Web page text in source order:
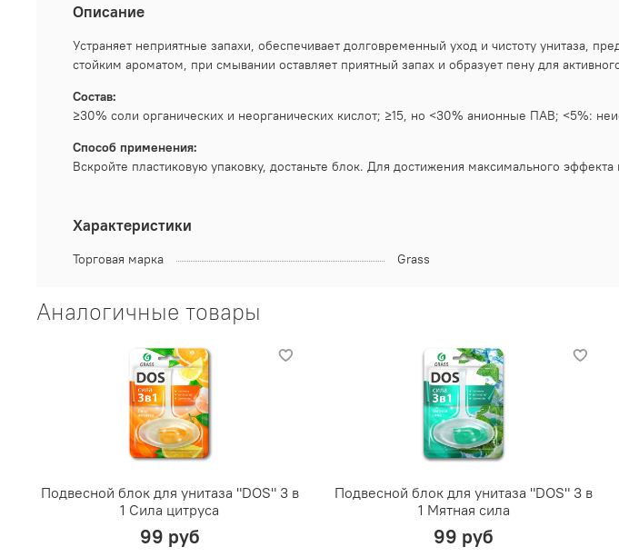
Описание
Устраняет неприятные запахи, обеспечивает долговременный уход и чистоту унитаза,
стойким ароматом, при смывании оставляет приятный запах и образует пену для
Состав:
≥30% соли органических и неорганических кислот; ≥15, но <30% анионные ПАВ; <5%:
Способ применения:
Вскройте пластиковую упаковку, достаньте блок. Для достижения максимального
Характеристики
Торговая марка Grass
Аналогичные товары
Подвесной блок для унитаза "DOS" 3 в
1 Сила цитруса
99 руб
Подвесной блок для унитаза "DOS" 3 в
1 Мятная сила
99 руб